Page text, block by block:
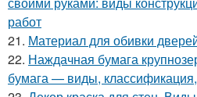
работ
21. Материал для обивки
22. Наждачная бумага
бумага — виды,